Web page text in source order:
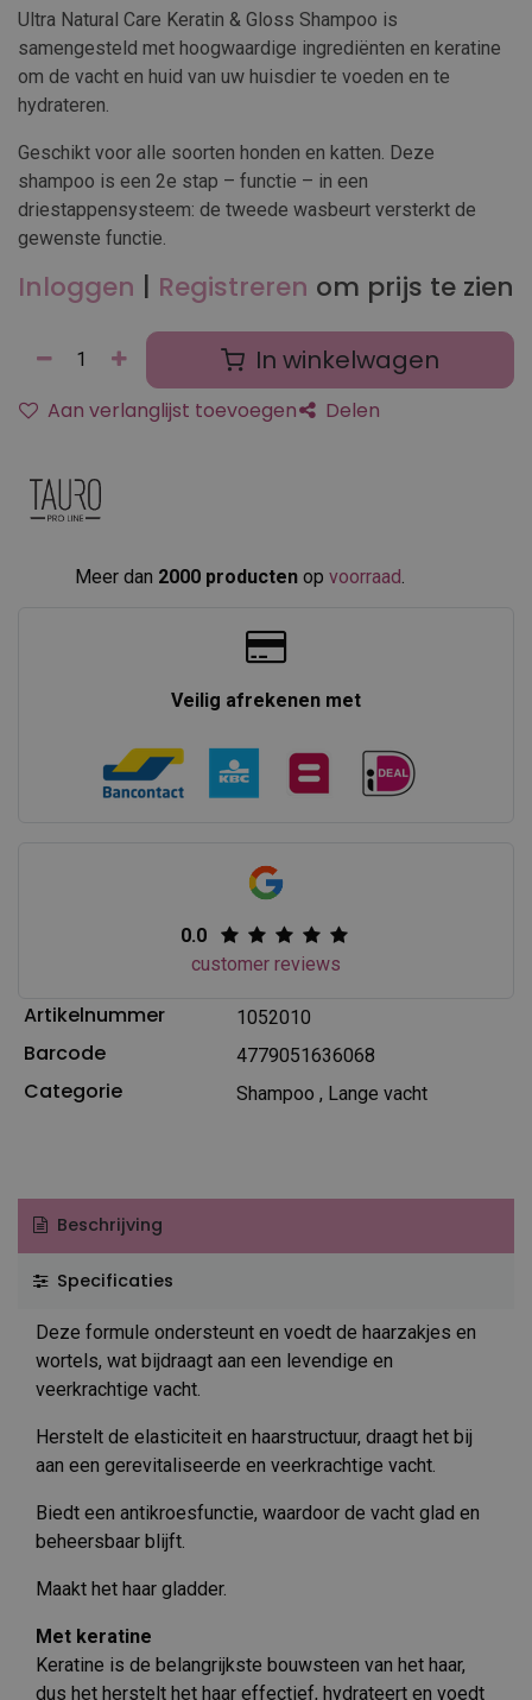
Ultra Natural Care Keratin & Gloss Shampoo is
samengesteld met hoogwaardige ingrediënten en keratine
om de vacht en huid van uw huisdier te voeden en te
hydrateren.
Geschikt voor alle soorten honden en katten. Deze
shampoo is een 2e stap – functie – in een
driestappensysteem: de tweede wasbeurt versterkt de
gewenste functie.
Inloggen | Registreren om prijs te zien
In winkelwagen
Aan verlanglijst toevoegen Delen
Meer dan 2000 producten op voorraad
Veilig afrekenen met
0.0
customer reviews
Artikelnummer 1052010
Barcode 4779051636068
Categorie Shampoo , Lange vacht
Beschrijving
Specificaties
Deze formule ondersteunt en voedt de haarzakjes en
wortels, wat bijdraagt ​​aan een levendige en
veerkrachtige vacht.
Herstelt de elasticiteit en haarstructuur, draagt ​​het bij
aan een gerevitaliseerde en veerkrachtige vacht.
Biedt een antikroesfunctie, waardoor de vacht glad en
beheersbaar blijft.
Maakt het haar gladder.
Met keratine
Keratine is de belangrijkste bouwsteen van het haar,
dus het herstelt het haar effectief, hydrateert en voedt